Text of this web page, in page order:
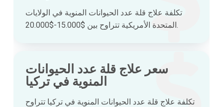
تكلفة علاج قلة عدد الحيوانات المنوية في الولايات
سعر علاج قلة عدد الحيوانات
المنوية في تركيا
تكلفة علاج قلة عدد الحيوانات المنوية في تركيا تتراوح